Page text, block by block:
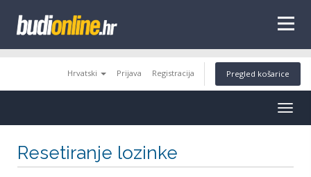
Hrvatski Prijava Registracija Pregled košarice
Resetiranje lozinke